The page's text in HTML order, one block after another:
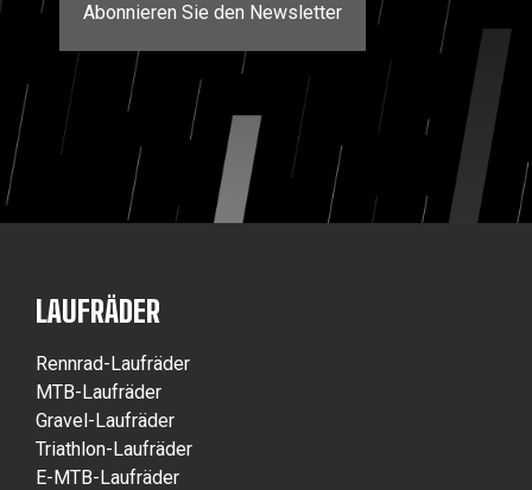
Abonnieren Sie den Newsletter
LAUFRÄDER
Rennrad-Laufräder
MTB-Laufräder
Gravel-Laufräder
Triathlon-Laufräder
E-MTB-Laufräder